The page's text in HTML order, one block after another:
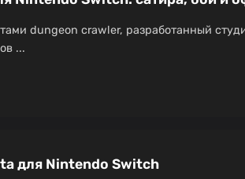
dungeon crawler, разработанный
...
для Nintendo Switch